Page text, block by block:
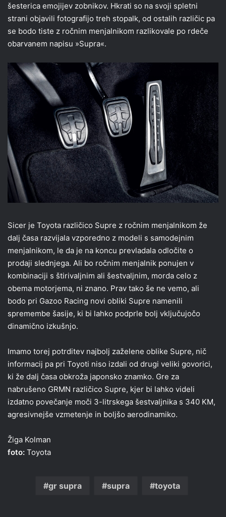
šesterica emojijev zobnikov. Hkrati so na svoji spletni
strani objavili fotografijo treh stopalk, od ostalih različic pa
se bodo tiste z ročnim menjalnikom razlikovale po rdeče
obarvanem napisu »Supra«.
Sicer je Toyota različico Supre z ročnim menjalnikom že
dalj časa razvijala vzporedno z modeli s samodejnim
menjalnikom, le da je na koncu prevladala odločite o
prodaji slednjega. Ali bo ročnim menjalnik ponujen v
kombinaciji s štirivaljnim ali šestvaljnim, morda celo z
obema motorjema, ni znano. Prav tako še ne vemo, ali
bodo pri Gazoo Racing novi obliki Supre namenili
spremembe šasije, ki bi lahko podprle bolj vključujočo
dinamično izkušnjo.
Imamo torej potrditev najbolj zaželene oblike Supre, nič
informacij pa pri Toyoti niso izdali od drugi veliki govorici,
ki že dalj časa obkroža japonsko znamko. Gre za
nabrušeno GRMN različico Supre, kjer bi lahko videli
izdatno povečanje moči 3-litrskega šestvaljnika s 340 KM,
agresivnejše vzmetenje in boljšo aerodinamiko.
Žiga Kolman
foto: Toyota
gr supra supra toyota